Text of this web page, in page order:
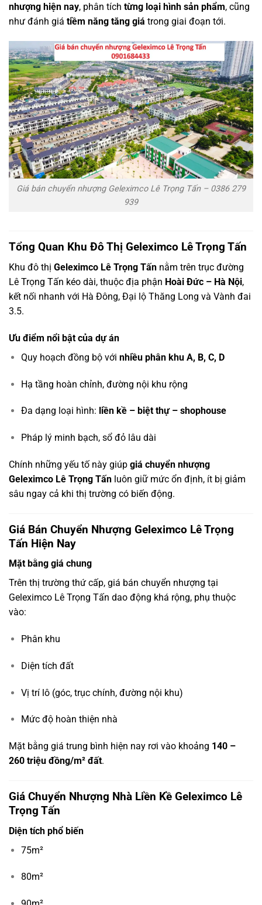
nhượng hiện nay, phân tích từng loại hình sản phẩm, cũng
như đánh giá tiềm năng tăng giá trong giai đoạn tới.
Giá bán chuyển nhượng Geleximco Lê Trọng Tấn – 0386 279
939
Tổng Quan Khu Đô Thị Geleximco Lê Trọng Tấn
Khu đô thị Geleximco Lê Trọng Tấn nằm trên trục đường
Lê Trọng Tấn kéo dài, thuộc địa phận Hoài Đức – Hà Nội,
kết nối nhanh với Hà Đông, Đại lộ Thăng Long và Vành đai
3.5.
Ưu điểm nổi bật của dự án
Quy hoạch đồng bộ với nhiều phân khu A, B, C, D
Hạ tầng hoàn chỉnh, đường nội khu rộng
Đa dạng loại hình: liền kề – biệt thự – shophouse
Pháp lý minh bạch, sổ đỏ lâu dài
Chính những yếu tố này giúp giá chuyển nhượng
Geleximco Lê Trọng Tấn luôn giữ mức ổn định, ít bị giảm
sâu ngay cả khi thị trường có biến động.
Giá Bán Chuyển Nhượng Geleximco Lê Trọng
Tấn Hiện Nay
Mặt bằng giá chung
Trên thị trường thứ cấp, giá bán chuyển nhượng tại
Geleximco Lê Trọng Tấn dao động khá rộng, phụ thuộc
vào:
Phân khu
Diện tích đất
Vị trí lô (góc, trục chính, đường nội khu)
Mức độ hoàn thiện nhà
Mặt bằng giá trung bình hiện nay rơi vào khoảng 140 –
260 triệu đồng/m² đất.
Giá Chuyển Nhượng Nhà Liền Kề Geleximco Lê
Trọng Tấn
Diện tích phổ biến
75m²
80m²